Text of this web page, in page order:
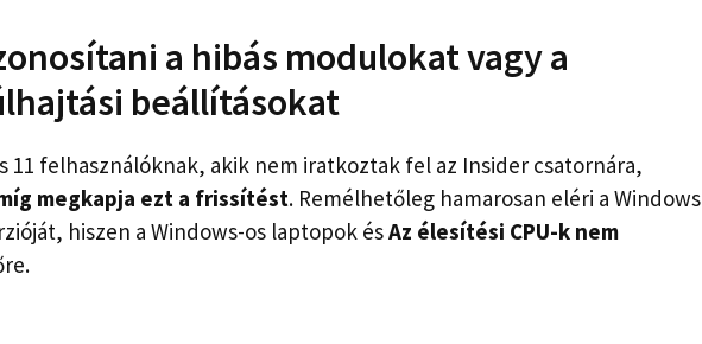
a hibás modulokat vagy a
beállításokat
11 felhasználóknak, akik nem iratkoztak fel az Insider csatornára,
megkapja ezt a frissítést. Remélhetőleg hamarosan eléri a Windows
hiszen a Windows-os laptopok ésAz élesítési CPU-k nem